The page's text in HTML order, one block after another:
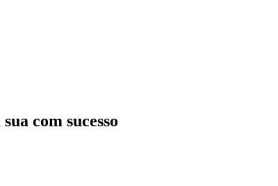
com sucesso